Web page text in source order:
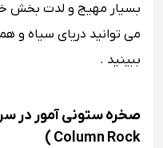
بسیار مهیج و لدت بخش
می توانید دریای سیاه و
ببینید .
Column Rock )